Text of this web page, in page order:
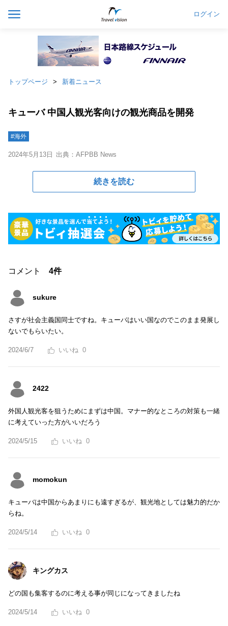
ログイン
トップページ 新着ニュース
キューバ 中国人観光客向けの観光商品を開発
#海外
2024年5月13日 出典：AFPBB News
続きを読む
コメント 4件
sukure
さすが社会主義国同士ですね。キューバはいい国なのでこのまま発展し
ないでもらいたい。
2024/6/7 0
2422
外国人観光客を狙うためにまずは中国。マナー的なところの対策も一緒
に考えていった方がいいだろう
2024/5/15 0
momokun
キューバは中国からあまりにも遠すぎるが、観光地としては魅力的だか
らね。
2024/5/14 0
キングカス
どの国も集客するのに考える事が同じになってきましたね
2024/5/14 0